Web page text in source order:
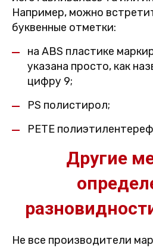
Например, можно
буквенные отметки:
на ABS пластике
указана просто, как
цифру 9;
PS полистирол;
PETE
Другие
Не все производители